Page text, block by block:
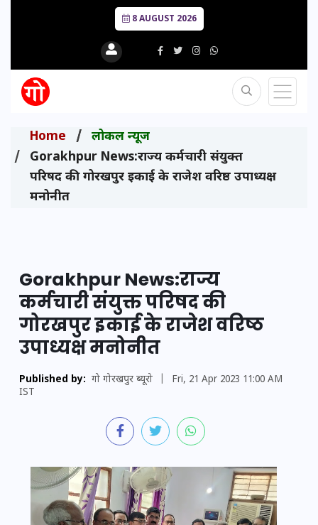
8 AUGUST 2026
Home
लोकल न्यूज
Gorakhpur News:राज्य कर्मचारी संयुक्त
परिषद की गोरखपुर इकाई के राजेश वरिष्ठ उपाध्यक्ष
मनोनीत
Gorakhpur News:राज्य
कर्मचारी संयुक्त परिषद की
गोरखपुर इकाई के राजेश वरिष्ठ
उपाध्यक्ष मनोनीत
Published by: गो गोरखपुर ब्यूरो
Fri, 21 Apr 2023 11:00 AM
IST